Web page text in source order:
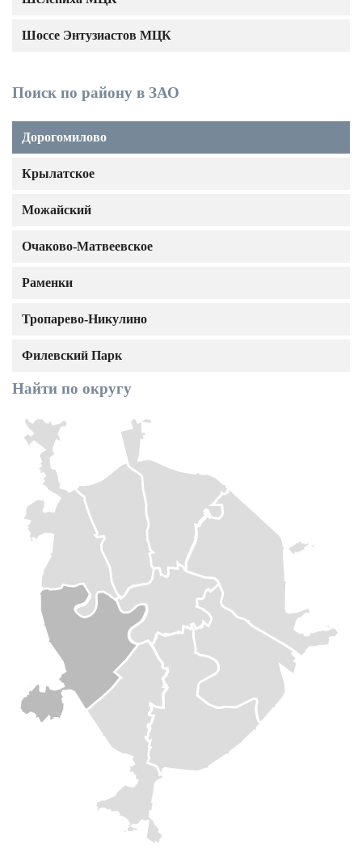
Поиск по району в ЗАО
Дорогомилово
Крылатское
Можайский
Очаково-Матвеевское
Раменки
Тропарево-Никулино
Филевский Парк
Найти по округу
Шоссе Энтузиастов МЦК